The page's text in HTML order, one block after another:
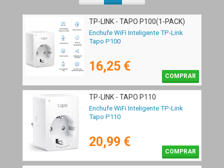
TP-LINK - TAPO P100(1-PACK)
Enchufe WiFi Inteligente TP-Link
Tapo P100
16,25 €
COMPRAR
TP-LINK - TAPO P110
Enchufe WiFi Inteligente TP-Link
Tapo P110
20,99 €
COMPRAR